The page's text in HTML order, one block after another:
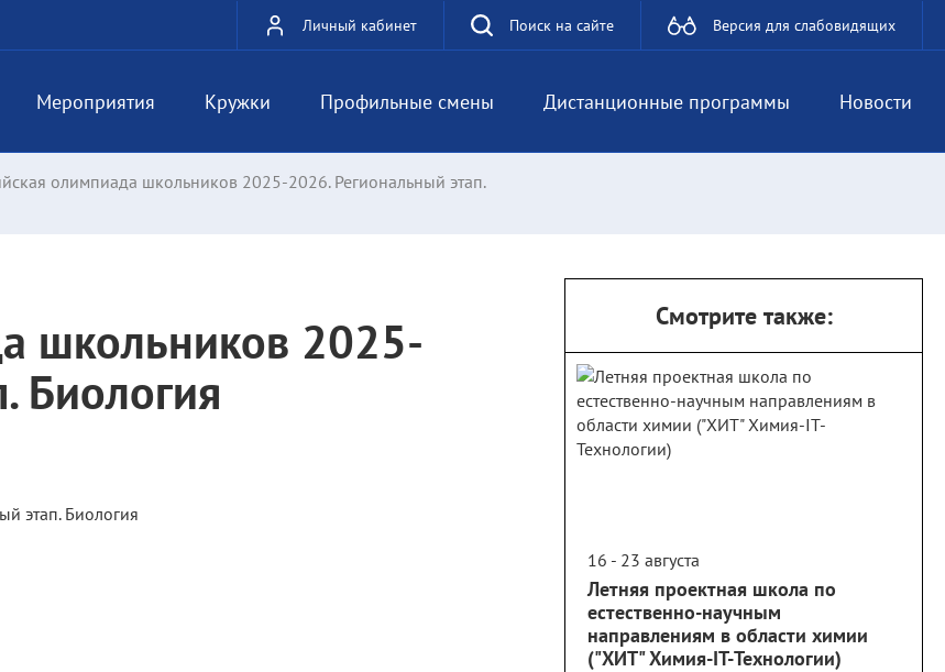
Личный кабинет Поиск на сайте Версия для слабовидящих
Мероприятия Кружки Профильные смены Дистанционные программы Новости
олимпиада школьников 2025-2026. Региональный этап.
школьников 2025-
Биология
Смотрите также:
16 - 23 августа
Летняя проектная школа по
естественно-научным
направлениям в области химии
("ХИТ" Химия-IT-Технологии)